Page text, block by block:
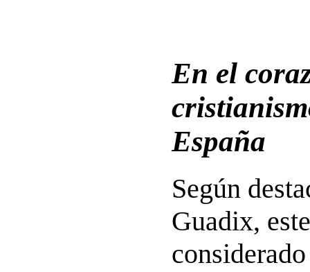
En el
España
Según
Guadix,